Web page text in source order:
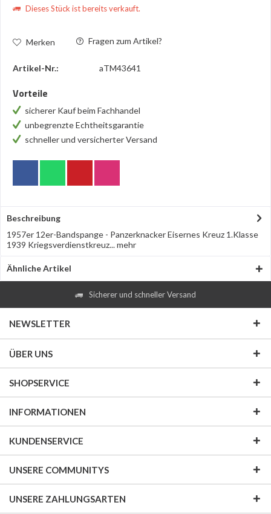
Dieses Stück ist bereits verkauft.
Merken Fragen zum Artikel?
Artikel-Nr.: aTM43641
Vorteile
sicherer Kauf beim Fachhandel
unbegrenzte Echtheitsgarantie
schneller und versicherter Versand
Beschreibung
1957er 12er-Bandspange - Panzerknacker Eisernes Kreuz 1.Klasse
1939 Kriegsverdienstkreuz...mehr
Ähnliche Artikel
Sicherer und schneller Versand
NEWSLETTER
ÜBER UNS
SHOPSERVICE
INFORMATIONEN
KUNDENSERVICE
UNSERE COMMUNITYS
UNSERE ZAHLUNGSARTEN